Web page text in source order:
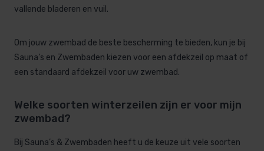
vallende bladeren en vuil.
Om jouw zwembad de beste bescherming te bieden, kun je bij
Sauna’s en Zwembaden kiezen voor een afdekzeil op maat of
een standaard afdekzeil voor uw zwembad.
Welke soorten winterzeilen zijn er voor mijn
zwembad?
Bij Sauna’s & Zwembaden heeft u de keuze uit vele soorten